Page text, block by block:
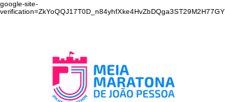
google-site-
verification=ZkYoQQJ17T0D_n84yhfXke4HvZbDQga3ST29M2H77GY